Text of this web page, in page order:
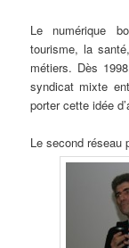
Le numérique
tourisme, la
métiers. Dès
syndicat mixte
porter cette idée
Le second réseau